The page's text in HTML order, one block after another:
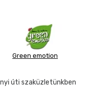
Green emotion
úti szaküzletünkben